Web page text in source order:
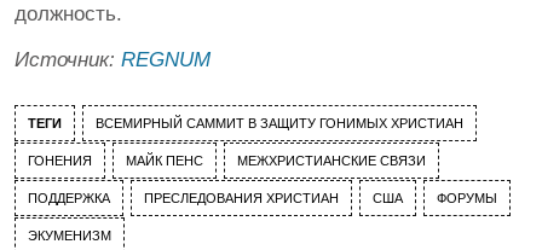
должность.
Источник: REGNUM
ТЕГИ ВСЕМИРНЫЙ САММИТ В ЗАЩИТУ ГОНИМЫХ ХРИСТИАН
ГОНЕНИЯ МАЙК ПЕНС МЕЖХРИСТИАНСКИЕ СВЯЗИ
ПОДДЕРЖКА ПРЕСЛЕДОВАНИЯ ХРИСТИАН США ФОРУМЫ
ЭКУМЕНИЗМ